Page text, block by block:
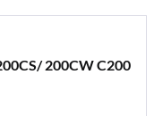
200CW C200